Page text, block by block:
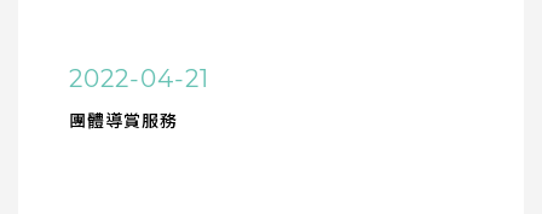
2022-04-21
團體導賞服務